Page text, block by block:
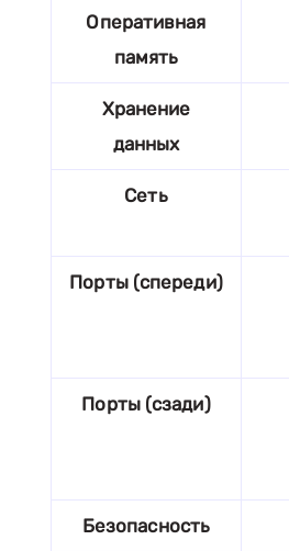
Оперативная
память
Хранение
данных
Сеть
Порты (спереди)
Порты (сзади)
Безопасность